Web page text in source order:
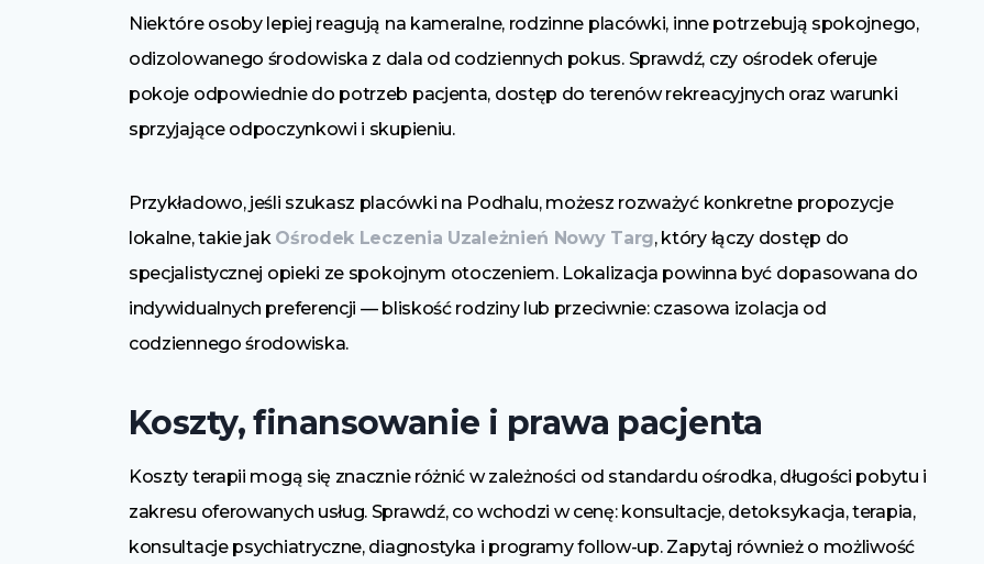
Niektóre osoby lepiej reagują na kameralne, rodzinne placówki, inne potrzebują spokojnego,
odizolowanego środowiska z dala od codziennych pokus. Sprawdź, czy ośrodek oferuje
pokoje odpowiednie do potrzeb pacjenta, dostęp do terenów rekreacyjnych oraz warunki
sprzyjające odpoczynkowi i skupieniu.
Przykładowo, jeśli szukasz placówki na Podhalu, możesz rozważyć konkretne propozycje
lokalne, takie jak Ośrodek Leczenia Uzależnień Nowy Targ, który łączy dostęp do
specjalistycznej opieki ze spokojnym otoczeniem. Lokalizacja powinna być dopasowana do
indywidualnych preferencji — bliskość rodziny lub przeciwnie: czasowa izolacja od
codziennego środowiska.
Koszty, finansowanie i prawa pacjenta
Koszty terapii mogą się znacznie różnić w zależności od standardu ośrodka, długości pobytu i
zakresu oferowanych usług. Sprawdź, co wchodzi w cenę: konsultacje, detoksykacja, terapia,
konsultacje psychiatryczne, diagnostyka i programy follow-up. Zapytaj również o możliwość